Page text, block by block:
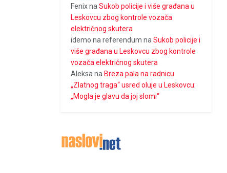
FenixnaSukob policije i više građana u
Leskovcu zbog kontrole vozača
električnog skutera
idemo na referendum naSukob policije i
više građana u Leskovcu zbog kontrole
vozača električnog skutera
Aleksa na Breza pala na radnicu
„Zlatnog traga“ usred oluje u Leskovcu:
„Mogla je glavu da joj slomi“